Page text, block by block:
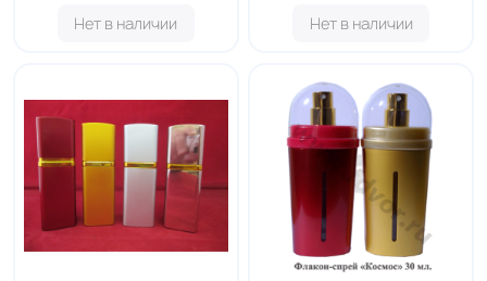
Нет в наличии
Нет в наличии